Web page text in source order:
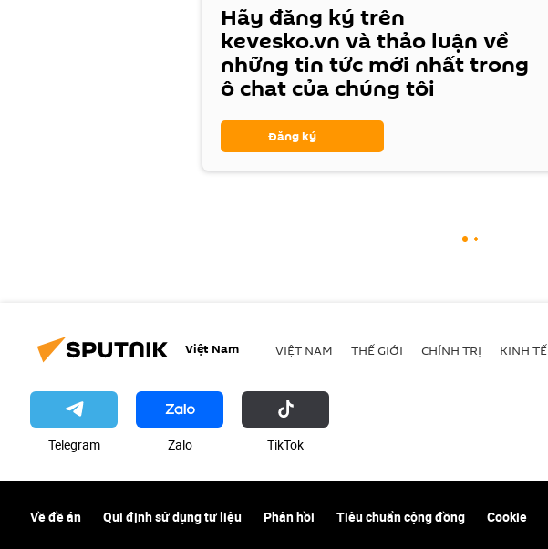
Hãy đăng ký trên
kevesko.vn và thảo luận về
những tin tức mới nhất trong
ô chat của chúng tôi
Đăng ký
Việt Nam VIỆT NAM THẾ GIỚI CHÍNH TRỊ KINH TẾ
Telegram Zalo ТikТоk
Về đề án Qui định sử dụng tư liệu Phản hồi Tiêu chuẩn cộng đồng Cookie